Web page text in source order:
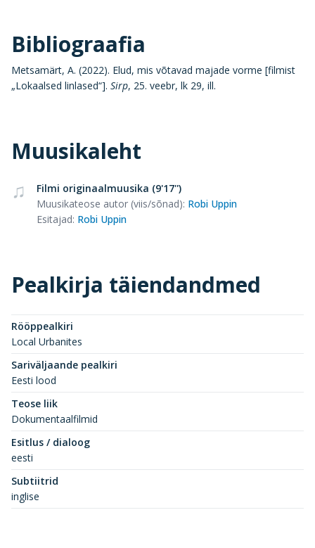
Bibliograafia
Metsamärt, A. (2022). Elud, mis võtavad majade vorme [filmist
„Lokaalsed linlased“]. Sirp, 25. veebr, lk 29, ill.
Muusikaleht
Filmi originaalmuusika (9'17'')
Muusikateose autor (viis/sõnad): Robi Uppin
Esitajad: Robi Uppin
Pealkirja täiendandmed
Rööppealkiri
Local Urbanites
Sariväljaande pealkiri
Eesti lood
Teose liik
Dokumentaalfilmid
Esitlus / dialoog
eesti
Subtiitrid
inglise